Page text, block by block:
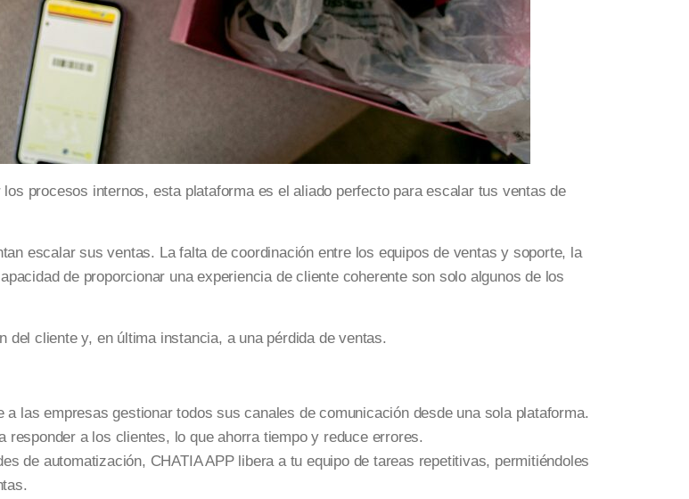
procesos internos, esta plataforma es el aliado perfecto para escalar tus ventas de
escalar sus ventas. La falta de coordinación entre los equipos de ventas y soporte, la
de proporcionar una experiencia de cliente coherente son solo algunos de los
cliente y, en última instancia, a una pérdida de ventas.
a las empresas gestionar todos sus canales de comunicación desde una sola plataforma.
a los clientes, lo que ahorra tiempo y reduce errores.
de automatización, CHATIA APP libera a tu equipo de tareas repetitivas, permitiéndoles